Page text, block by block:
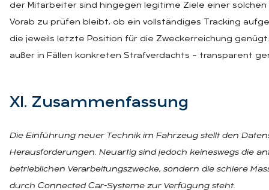
der Mitarbeiter sind hingegen legitime Ziele einer
Vorab zu prüfen bleibt, ob ein vollständiges Tracking
die jeweils letzte Position für die Zweckerreichung
außer in Fällen konkreten Strafverdachts – transparent
XI. Zu­sam­men­fas­sung
Die Einführung neuer Technik im Fahrzeug stellt den
Herausforderungen. Neuartig sind jedoch keineswegs die
betrieblichen Verarbeitungszwecke, sondern die schiere
durch Connected Car-Systeme zur Verfügung steht.